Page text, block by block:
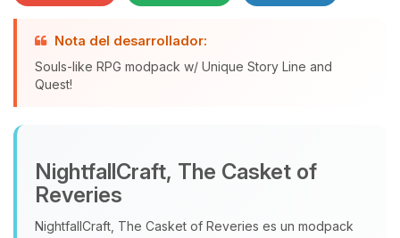
Nota del desarrollador:
Souls-like RPG modpack w/ Unique Story Line and
Quest!
NightfallCraft, The Casket of
Reveries
NightfallCraft, The Casket of Reveries es un modpack
hablar! Soy Choupy, tu pequeno
asistente de BoxToPlay. Cuentame
que necesitas y moveré mis
pequenos circuitos para ayudarte.